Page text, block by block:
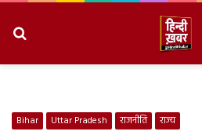
Bihar Uttar Pradesh राजनीति राज्य